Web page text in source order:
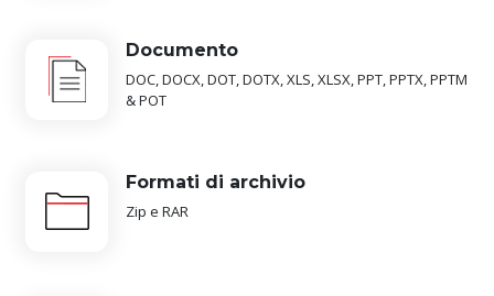
Documento
DOC, DOCX, DOT, DOTX, XLS, XLSX, PPT, PPTX, PPTM
& POT
Formati di archivio
Zip e RAR